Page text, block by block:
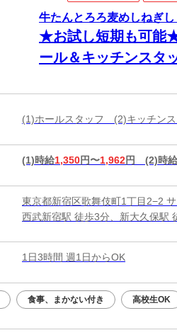
牛たんとろろ麦めしねぎ
★お試し短期も可
ール＆キッチンスタ
(1)ホールスタッフ (2)キッチン
(1)時給1,350円〜1,962円 (2)時給
東京都新宿区歌舞伎町1丁目2−2
西武新宿駅 徒歩3分、新大久保駅
1日3時間 週1日からOK
食事、まかない付き 高校生OK